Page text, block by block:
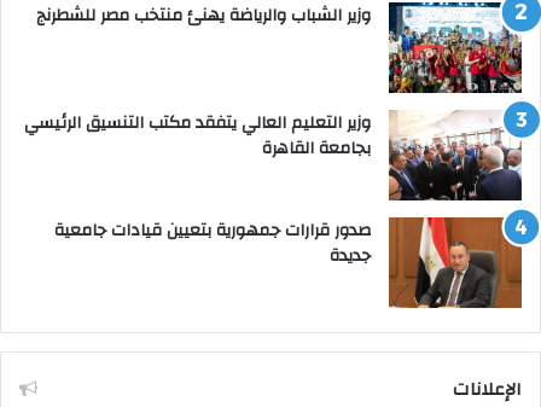
وزير الشباب والرياضة يهنئ منتخب مصر للشطرنج
وزير التعليم العالي يتفقد مكتب التنسيق الرئيسي
بجامعة القاهرة
صدور قرارات جمهورية بتعيين قيادات جامعية
جديدة
الإعلانات